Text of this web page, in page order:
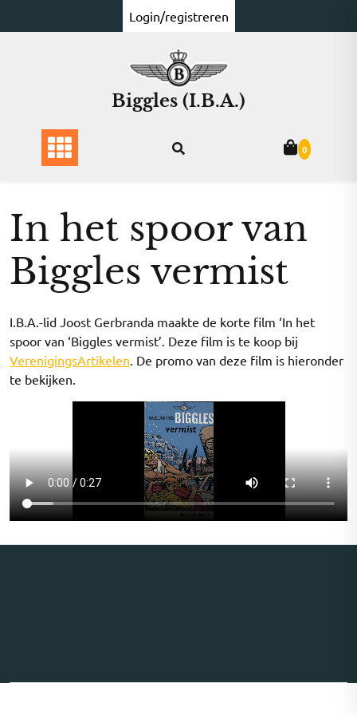
naar
Login/registreren
Biggles (I.B.A.)
0
In het spoor van
Biggles vermist
I.B.A.-lid Joost Gerbranda maakte de korte film ‘In het
spoor van ‘Biggles vermist’. Deze film is te koop bij
VerenigingsArtikelen. De promo van deze film is hieronder
te bekijken.